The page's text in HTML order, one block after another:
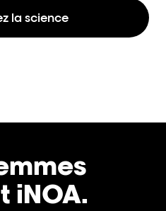
la science
iNOA.